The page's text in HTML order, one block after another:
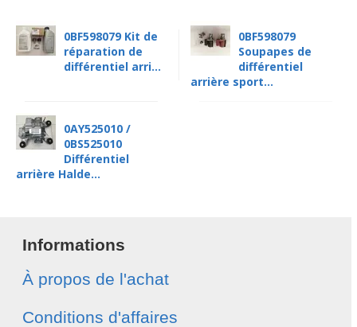
0BF598079 Kit de
réparation de
différentiel arri...
0BF598079
Soupapes de
différentiel
arrière sport...
0AY525010 /
0BS525010
Différentiel
arrière Halde...
Informations
À propos de l'achat
Conditions d'affaires